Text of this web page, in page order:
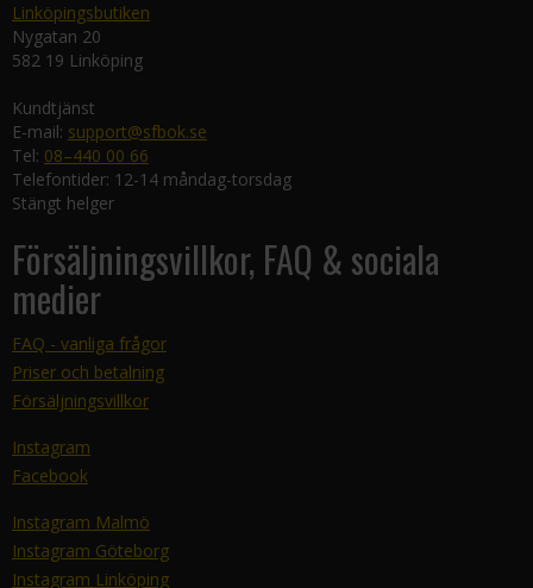
Linköpingsbutiken
Nygatan 20
582 19 Linköping
Kundtjänst
E-mail: support@sfbok.se
Tel: 08–440 00 66
Telefontider: 12-14 måndag-torsdag
Stängt helger
Försäljningsvillkor, FAQ & sociala
medier
FAQ - vanliga frågor
Priser och betalning
Försäljningsvillkor
Instagram
Facebook
Instagram Malmö
Instagram Göteborg
Instagram Linköping